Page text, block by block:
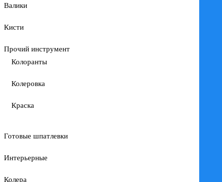
Валики
Кисти
Прочий инструмент
Колоранты
Колеровка
Краска
Готовые шпатлевки
Интерьерные
Колера